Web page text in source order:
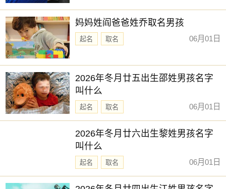
妈妈姓阎爸爸姓乔取名男孩
起名 取名 06月01日
2026年冬月廿五出生邵姓男孩名字
叫什么
起名 取名 06月01日
2026年冬月廿六出生黎姓男孩名字
叫什么
起名 取名 06月01日